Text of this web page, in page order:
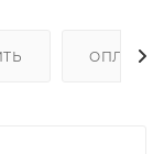
ОПЛАТА